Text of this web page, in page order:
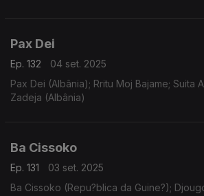
Pax Dei
Ep. 132
04 set. 2025
Pax Dei (Albânia); Rritu Moj Bajame; Suita
Zadeja (Albânia)
Ba Cissoko
Ep. 131
03 set. 2025
Ba Cissoko (Repu?blica da Guine?);